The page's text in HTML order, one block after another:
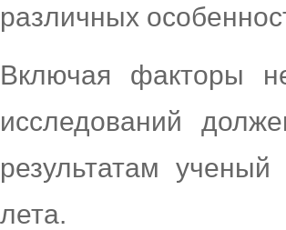
различных
Включая факторы
исследований
результатам
лета.